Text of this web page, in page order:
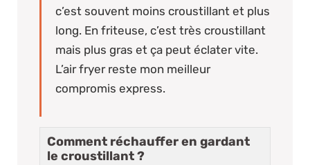
c’est souvent moins croustillant et plus
long. En friteuse, c’est très croustillant
mais plus gras et ça peut éclater vite.
L’air fryer reste mon meilleur
compromis express.
Comment réchauffer en gardant
le croustillant ?